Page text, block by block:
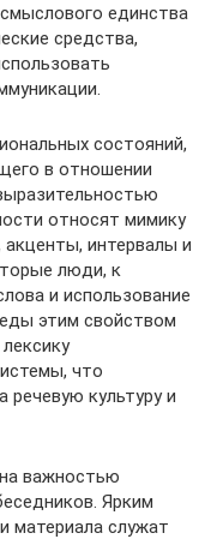
единства
средства,
состояний,
в отношении
относят мимику
интервалы и
люди, к
и использование
этим свойством
что
культуру и
важностью
Ярким
материала служат